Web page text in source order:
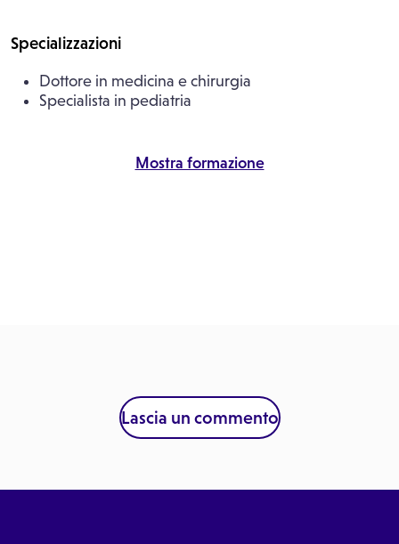
Specializzazioni
Dottore in medicina e chirurgia
Specialista in pediatria
Mostra formazione
Lascia un commento